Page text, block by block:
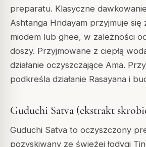
preparatu. Klasyczne
Ashtanga Hridayam przyjmuje się
miodem lub ghee, w zależności
doszy. Przyjmowane z ciepłą
działanie oczyszczające Ama.
podkreśla działanie Rasayana i
Guduchi Satva (ekstrakt
Guduchi Satva to oczyszczony
pozyskiwany ze świeżej łodygi